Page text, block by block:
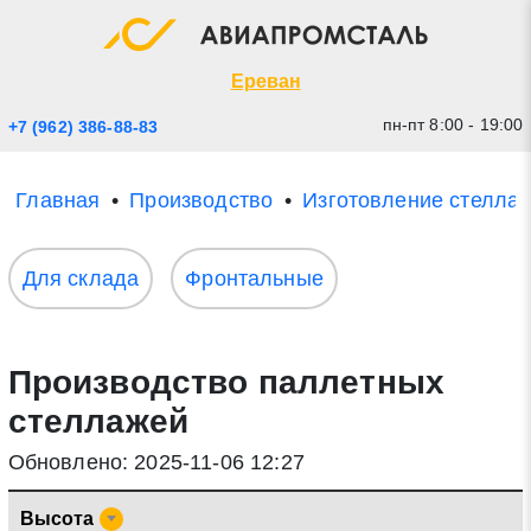
Ереван
+7 (962) 386-88-83 пн-пт 8:00 - 19:00
Главная Производство Изготовление
Для склада Фронтальные
Производство паллетных
стеллажей
Обновлено: 2025-11-06 12:27
Высота
Экспресс заявка
* - обязательные поля для заполнения